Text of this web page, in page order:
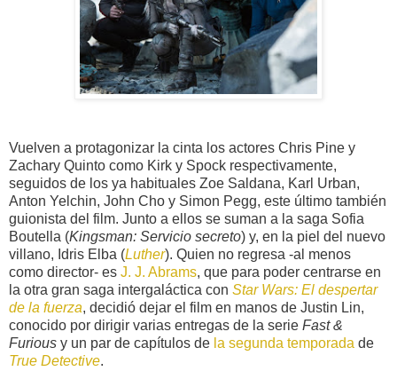
Vuelven a protagonizar la cinta los actores Chris Pine y
Zachary Quinto como Kirk y Spock respectivamente,
seguidos de los ya habituales Zoe Saldana, Karl Urban,
Anton Yelchin, John Cho y Simon Pegg, este último también
guionista del film. Junto a ellos se suman a la saga Sofia
Boutella (Kingsman: Servicio secreto) y, en la piel del nuevo
villano, Idris Elba (Luther). Quien no regresa -al menos
como director- es J. J. Abrams, que para poder centrarse en
la otra gran saga intergaláctica con Star Wars: El despertar
de la fuerza, decidió dejar el film en manos de Justin Lin,
conocido por dirigir varias entregas de la serie Fast &
Furious y un par de capítulos de la segunda temporada de
True Detective.